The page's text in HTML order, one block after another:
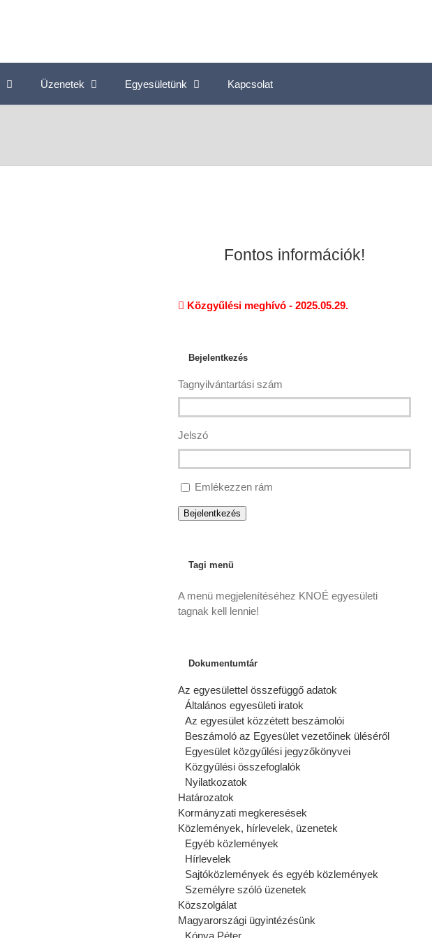
Üzenetek Egyesületünk Kapcsolat
Fontos információk!
Közgyűlési meghívó - 2025.05.29.
Bejelentkezés
Tagnyilvántartási szám
Jelszó
Emlékezzen rám
Bejelentkezés
Tagi menü
A menü megjelenítéséhez KNOÉ egyesületi
tagnak kell lennie!
Dokumentumtár
Az egyesülettel összefüggő adatok
Általános egyesületi iratok
Az egyesület közzétett beszámolói
Beszámoló az Egyesület vezetőinek üléséről
Egyesület közgyűlési jegyzőkönyvei
Közgyűlési összefoglalók
Nyilatkozatok
Határozatok
Kormányzati megkeresések
Közlemények, hírlevelek, üzenetek
Egyéb közlemények
Hírlevelek
Sajtóközlemények és egyéb közlemények
Személyre szóló üzenetek
Közszolgálat
Magyarországi ügyintézésünk
Kónya Péter